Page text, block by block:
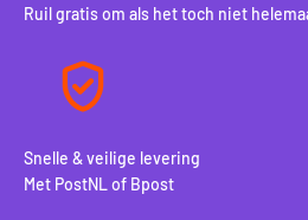
Ruil gratis om als het toch niet
Snelle & veilige levering
Met PostNL of Bpost